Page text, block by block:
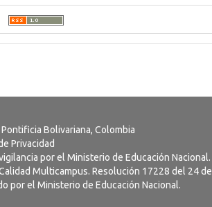
Bolivariana, Colombia
Privacidad
por el Ministerio de Educación Nacional.
Multicampus. Resolución 17228 del 24 de
por el Ministerio de Educación Nacional.